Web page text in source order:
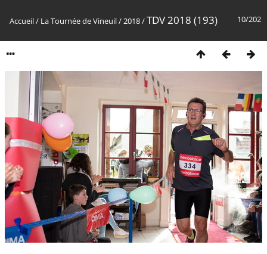
10/202
Accueil/ La Tournée de Vineuil/2018/TDV 2018 (193)